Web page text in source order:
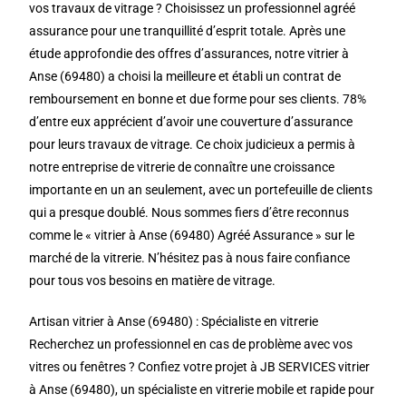
vos travaux de vitrage ? Choisissez un professionnel agréé
assurance pour une tranquillité d’esprit totale. Après une
étude approfondie des offres d’assurances, notre vitrier à
Anse (69480) a choisi la meilleure et établi un contrat de
remboursement en bonne et due forme pour ses clients. 78%
d’entre eux apprécient d’avoir une couverture d’assurance
pour leurs travaux de vitrage. Ce choix judicieux a permis à
notre entreprise de vitrerie de connaître une croissance
importante en un an seulement, avec un portefeuille de clients
qui a presque doublé. Nous sommes fiers d’être reconnus
comme le « vitrier à Anse (69480) Agréé Assurance » sur le
marché de la vitrerie. N’hésitez pas à nous faire confiance
pour tous vos besoins en matière de vitrage.
Artisan vitrier à Anse (69480) : Spécialiste en vitrerie
Recherchez un professionnel en cas de problème avec vos
vitres ou fenêtres ? Confiez votre projet à JB SERVICES vitrier
à Anse (69480), un spécialiste en vitrerie mobile et rapide pour